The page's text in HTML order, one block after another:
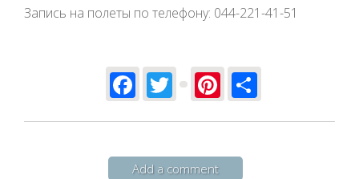
Запись на полеты по телефону: 044-221-41-51
Facebook
TwitterPinterest
Add a comment